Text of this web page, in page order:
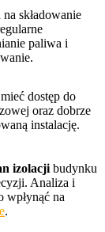
składowanie
paliwa i
dostęp do
oraz dobrze
instalację.
izolacji budynku
Analiza i
wpłynąć na
.